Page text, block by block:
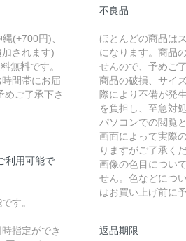
(+700円)、
されます)
無料です。
間帯にお届
めご了承下さ
利用可能で
す。
指定ができ
不良品
ほとんどの商品は
になります。商品
せんので、予めご
商品の破損、サイ
際により不備が発
を負担し、至急対
パソコンでの閲覧
画面によって実際
りますがご了承くだ
画像の色目につい
せん。色などにつ
はお買い上げ前に
返品期限